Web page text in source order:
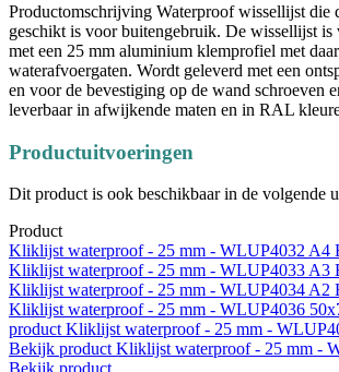
Productomschrijving Waterproof wissellijst die
geschikt is voor buitengebruik. De wissellijst is
met een 25 mm aluminium klemprofiel met
waterafvoergaten. Wordt geleverd met een
en voor de bevestiging op de wand schroeven
leverbaar in afwijkende maten en in RAL
Productuitvoeringen
Dit product is ook beschikbaar in de volgende
Product
Kliklijst waterproof - 25 mm - WLUP4032 A4
Kliklijst waterproof - 25 mm - WLUP4033 A3
Kliklijst waterproof - 25 mm - WLUP4034 A2
Kliklijst waterproof - 25 mm - WLUP4036
product Kliklijst waterproof - 25 mm -
Bekijk product Kliklijst waterproof - 25 mm -